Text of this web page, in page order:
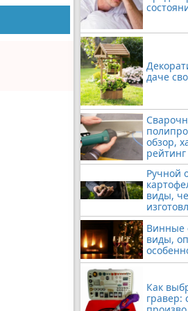
даче
обзор,
рейтинг
Ручной
виды,
Винные
виды,
Как
гравер: